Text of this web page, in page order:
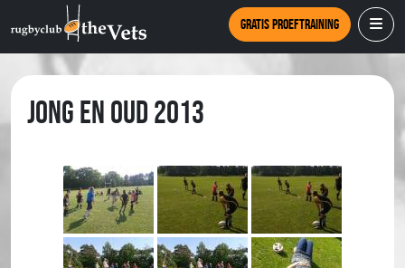
Gratis proeftraining
Jong en Oud 2013